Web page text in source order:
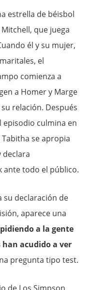
estrella de béisbol
que juega
él y su mujer,
el
comienza a
a Homer y Marge
relación. Después
episodio culmina en
se apropia
declara
ante todo el público.
su declaración de
aparece una
pidiendo a la gente
acudido a ver
pregunta tipo test.